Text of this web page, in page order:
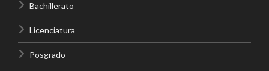
Bachillerato
Licenciatura
Posgrado